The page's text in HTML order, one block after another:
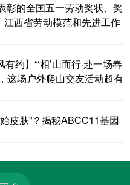
彰的全国五一劳动奖状、奖
西省劳动模范和先进工作
约】“‘相’山而行·赴一场春
这场户外爬山交友活动超有
皮肤”？揭秘ABCC11基因